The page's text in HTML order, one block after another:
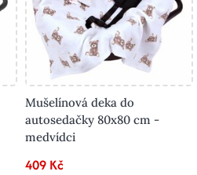
Mušelínová deka do
autosedačky 80x80 cm -
medvídci
409 Kč